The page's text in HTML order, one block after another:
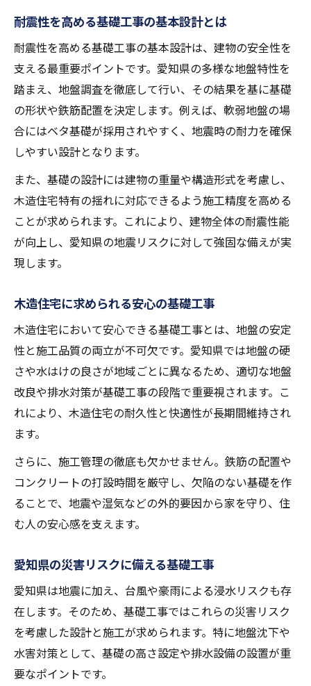
耐震性を高める基礎工事の基本設計とは
耐震性を高める基礎工事の基本設計は、建物の安全性を
支える最重要ポイントです。愛知県の多様な地盤特性を
踏まえ、地盤調査を徹底して行い、その結果を基に基礎
の形状や鉄筋配置を決定します。例えば、軟弱地盤の場
合にはベタ基礎が採用されやすく、地震時の耐力を確保
しやすい設計となります。
また、基礎の設計には建物の重量や構造形式を考慮し、
木造住宅特有の揺れに対応できるよう施工精度を高める
ことが求められます。これにより、建物全体の耐震性能
が向上し、愛知県の地震リスクに対して強固な備えが実
現します。
木造住宅に求められる安心の基礎工事
木造住宅において安心できる基礎工事とは、地盤の安定
性と施工品質の両立が不可欠です。愛知県では地盤の硬
さや水はけの良さが地域ごとに異なるため、適切な地盤
改良や排水対策が基礎工事の段階で重要視されます。こ
れにより、木造住宅の耐久性と快適性が長期間維持され
ます。
さらに、施工管理の徹底も欠かせません。鉄筋の配置や
コンクリートの打設時間を厳守し、欠陥のない基礎を作
ることで、地震や湿気などの外的要因から家を守り、住
む人の安心感を支えます。
愛知県の災害リスクに備える基礎工事
愛知県は地震に加え、台風や豪雨による浸水リスクも存
在します。そのため、基礎工事ではこれらの災害リスク
を考慮した設計と施工が求められます。特に地盤沈下や
水害対策として、基礎の高さ設定や排水設備の設置が重
要なポイントです。